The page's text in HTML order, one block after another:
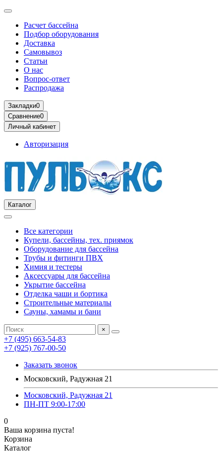
Расчет бассейна
Подбор оборудования
Доставка
Самовывоз
Статьи
О нас
Вопрос-ответ
Распродажа
Закладки0
Сравнение0
Личный кабинет
Авторизация
Каталог
Все категории
Купели, бассейны, тех. приямок
Оборудование для бассейна
Трубы и фитинги ПВХ
Химия и тестеры
Аксессуары для бассейна
Укрытие бассейна
Отделка чаши и бортика
Строительные материалы
Сауны, хамамы и бани
×
+7 (495) 663-54-83
+7 (925) 767-00-50
Заказать звонок
Московский, Радужная 21
Московский, Радужная 21
ПН-ПТ 9:00-17:00
0
Ваша корзина пуста!
Корзина
Каталог